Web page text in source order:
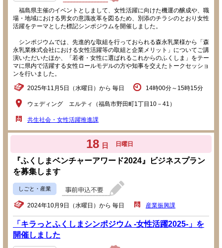
福島県主催のイベントとしまして、女性活躍に向けた機運の醸成や、職
場・地域における男女の意識改革を図るため、別添のチラシのとおり女性
活躍をテーマとした標記シンポジウムを開催しました。
シンポジウムでは、先進的な取組を行っておられる森永乳業様から「森
永乳業株式会社における女性活躍等の取組と企業メリット」についてご講
演いただいたほか、「若者・女性に選ばれるこれからのふくしま」をテー
マに県内で活躍する女性ロールモデルの方や知事を交えたトークセッショ
ンを行いました。
2025年11月5日（水曜日）から 毎日 14時00分～15時15分
ウェディング エルティ（福島市野田町1丁目10－41）
共生社会・女性活躍推進課
18 日 日曜日
『ふくしまベンチャーアワード2024』ビジネスプラン
を募集します
しごと・産業
2024年10月9日（水曜日）から 毎日 産業振興課
「キラっとふくしまシンポジウム -女性活躍2025-」を
開催しました